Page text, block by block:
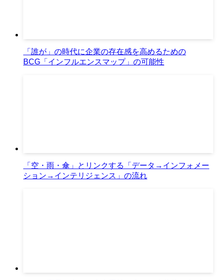
「誰が」の時代に企業の存在感を高めるための
BCG「インフルエンスマップ」の可能性
「空・雨・傘」とリンクする「データ→インフォメー
ション→インテリジェンス」の流れ